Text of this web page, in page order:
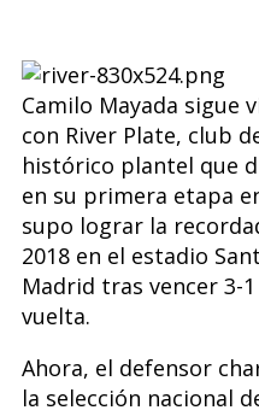
Camilo Mayada sigue
con River Plate, club
histórico plantel que
en su primera etapa
supo lograr la
2018 en el estadio
Madrid tras vencer 3-
vuelta.
Ahora, el defensor
la selección nacional